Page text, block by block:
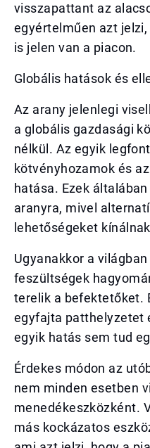
visszapattant az
egyértelműen azt
is jelen van a piacon.
Globális hatások és
Az arany jelenlegi
a globális gazdasági
nélkül. Az egyik
kötvényhozamok és
hatása. Ezek
aranyra, mivel
lehetőségeket
Ugyanakkor a
feszültségek
terelik a befektetőket.
egyfajta patthelyzetet
egyik hatás sem tud
Érdekes módon az
nem minden esetben
menedékeszközként.
más kockázatos